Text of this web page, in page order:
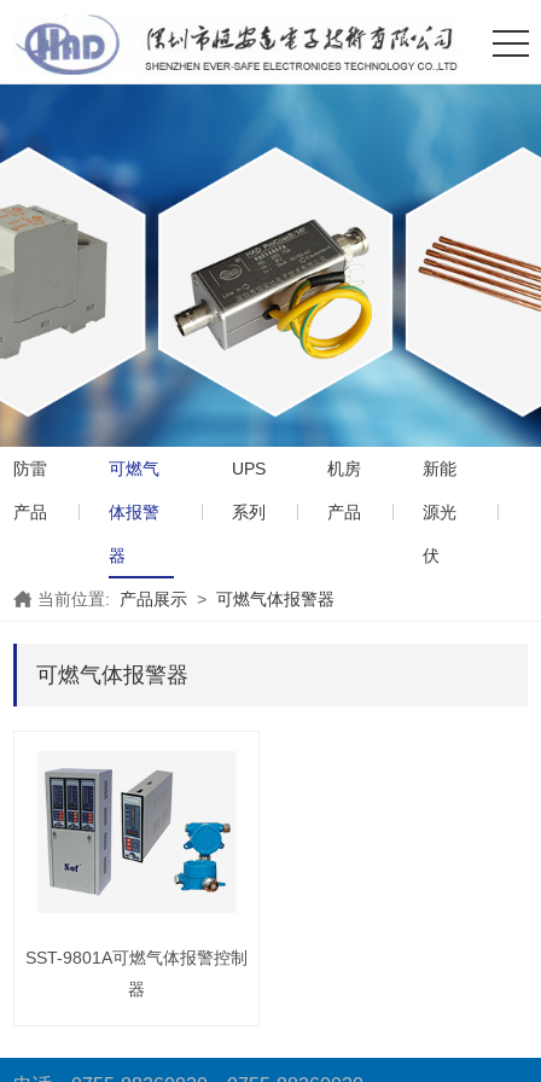
防雷
产品
可燃气
体报警
器
UPS
系列
机房
产品
新能
源光
伏
当前位置: 产品展示 > 可燃气体报警器
可燃气体报警器
SST-9801A可燃气体报警控制
器